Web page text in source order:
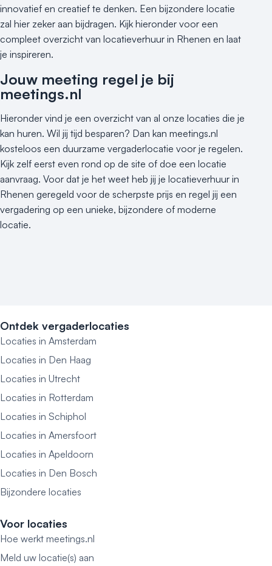
Hybride events
Industriële locatie
Kasteel en landgoed
Kleine / intieme locatie
Locaties aan zee
Museum
Theater
Varende locatie
innovatief en creatief te denken. Een bijzondere locatie
zal hier zeker aan bijdragen. Kijk hieronder voor een
compleet overzicht van locatieverhuur in Rhenen en laat
je inspireren.
Jouw meeting regel je bij
meetings.nl
Hieronder vind je een overzicht van al onze locaties die je
kan huren. Wil jij tijd besparen? Dan kan meetings.nl
kosteloos een duurzame vergaderlocatie voor je regelen.
Kijk zelf eerst even rond op de site of doe een locatie
aanvraag. Voor dat je het weet heb jij je locatieverhuur in
Rhenen geregeld voor de scherpste prijs en regel jij een
vergadering op een unieke, bijzondere of moderne
locatie.
Ontdek vergaderlocaties
Locaties in Amsterdam
Locaties in Den Haag
Locaties in Utrecht
Locaties in Rotterdam
Locaties in Schiphol
Locaties in Amersfoort
Locaties in Apeldoorn
Locaties in Den Bosch
Bijzondere locaties
Voor locaties
Hoe werkt meetings.nl
Meld uw locatie(s) aan